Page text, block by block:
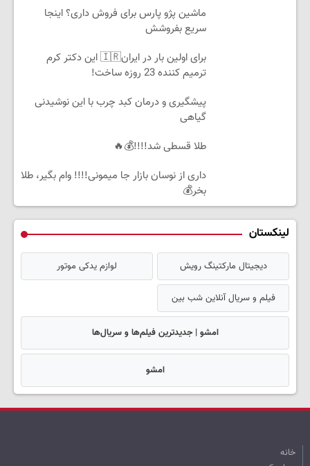
ماشین پژو پارس برای فروش داری؟ اینجا
سریع بفروشش
برای اولین بار در ایران🇮🇷 این دکتر کرم
ترمیم کننده 23 روزه ساخت!
پیشگیری و درمان کبد چرب با این نوشیدنی
گیاهی
طلا قسطی شد!!!!💰🔥
داری از نوسان بازار جا میمونی!!!! وام بگیر، طلا
بخر💰
لینکستان
دیجیتال مارکتینگ رویش لوازم یدکی موتور
فیلم و سریال آنلاین شب بین
امشو | جدیدترین فیلم‌ها و سریال‌ها
امشو
خانه